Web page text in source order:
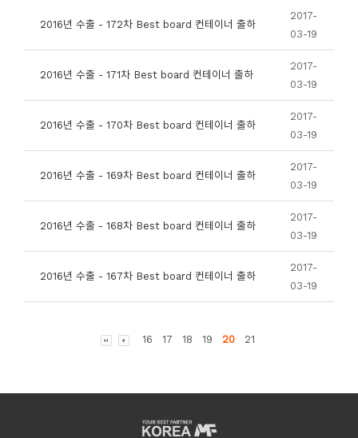
2016년 수출 - 172차 Best board 컨테이너 출하
2017-
03-19
2016년 수출 - 171차 Best board 컨테이너 출하
2017-
03-19
2016년 수출 - 170차 Best board 컨테이너 출하
2017-
03-19
2016년 수출 - 169차 Best board 컨테이너 출하
2017-
03-19
2016년 수출 - 168차 Best board 컨테이너 출하
2017-
03-19
2016년 수출 - 167차 Best board 컨테이너 출하
2017-
03-19
16 17 18 19 20 21